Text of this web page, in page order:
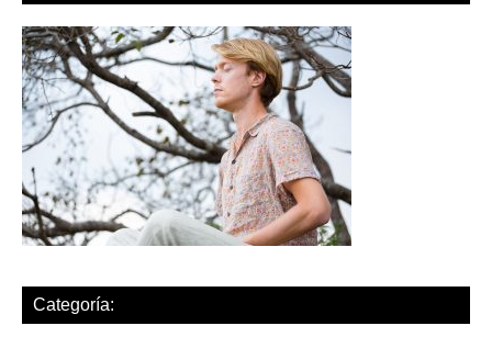
Categoría: